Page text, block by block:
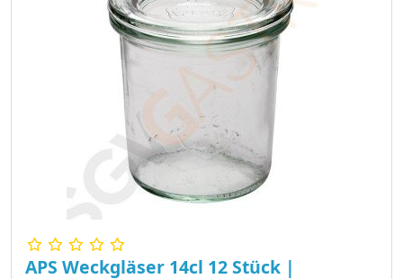
APS Weckgläser 14cl 12 Stück |